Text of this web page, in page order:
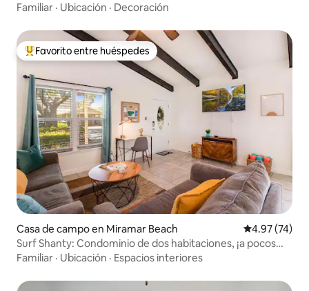
Actualizado
Familiar · Ubicación · Decoración
Favorito entre huéspedes preferido
Favorito entre huéspedes
Casa de campo en Miramar Beach Calificación
4.97 (74)
Surf Shanty: Condominio de dos habitaciones, ¡a pocos
pasos de la playa!
Familiar · Ubicación · Espacios interiores